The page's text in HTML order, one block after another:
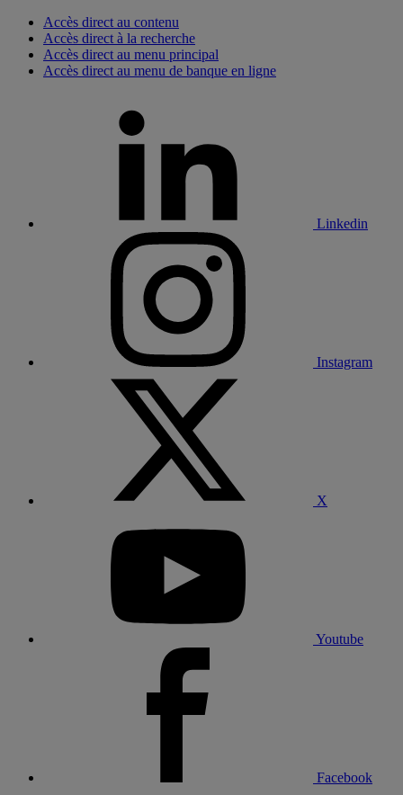
Accès direct au contenu
Accès direct à la recherche
Accès direct au menu principal
Accès direct au menu de banque en ligne
Linkedin
Instagram
X
Youtube
Facebook